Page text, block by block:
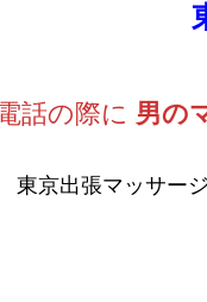
話の際に 男の
東京出張マッサー